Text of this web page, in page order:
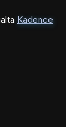
Kadence